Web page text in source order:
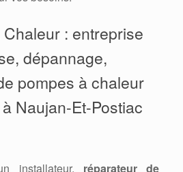
: entreprise
dépannage,
pompes à chaleur
Naujan-Et-Postiac
installateur, réparateur de